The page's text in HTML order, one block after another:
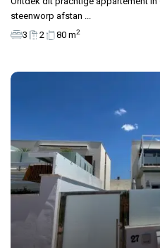
steenworp afstan
3
2 80 m2